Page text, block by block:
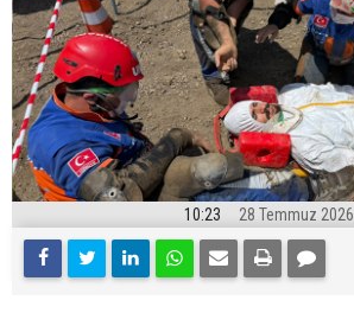
10:23 28 Temmuz 2026